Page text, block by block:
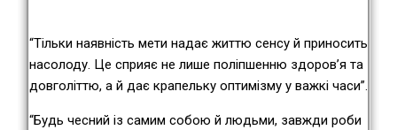
“Тільки наявність мети надає життю сенсу й приносить
насолоду. Це сприяє не лише поліпшенню здоров’я та
довголіттю, а й дає крапельку оптимізму у важкі часи”.
“Будь чесний із самим собою й людьми, завжди роби